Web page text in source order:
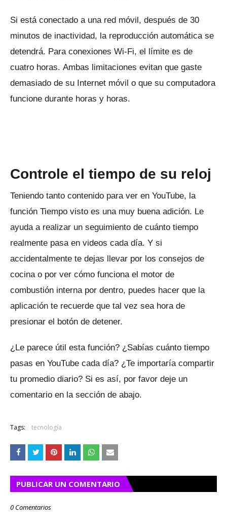
Si está conectado a una red móvil, después de 30
minutos de inactividad, la reproducción automática se
detendrá. Para conexiones Wi-Fi, el límite es de
cuatro horas. Ambas limitaciones evitan que gaste
demasiado de su Internet móvil o que su computadora
funcione durante horas y horas.
Controle el tiempo de su reloj
Teniendo tanto contenido para ver en YouTube, la
función Tiempo visto es una muy buena adición. Le
ayuda a realizar un seguimiento de cuánto tiempo
realmente pasa en videos cada día. Y si
accidentalmente te dejas llevar por los consejos de
cocina o por ver cómo funciona el motor de
combustión interna por dentro, puedes hacer que la
aplicación te recuerde que tal vez sea hora de
presionar el botón de detener.
¿Le parece útil esta función? ¿Sabías cuánto tiempo
pasas en YouTube cada día? ¿Te importaría compartir
tu promedio diario? Si es así, por favor deje un
comentario en la sección de abajo.
Tags: tecnología
PUBLICAR UN COMENTARIO
0 Comentarios